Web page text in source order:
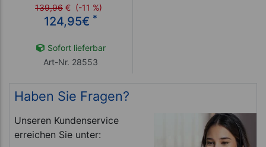
139,96 € (-11 %)
124,95€ *
Sofort lieferbar
Art-Nr. 28553
Haben Sie Fragen?
Unseren Kundenservice
erreichen Sie unter: